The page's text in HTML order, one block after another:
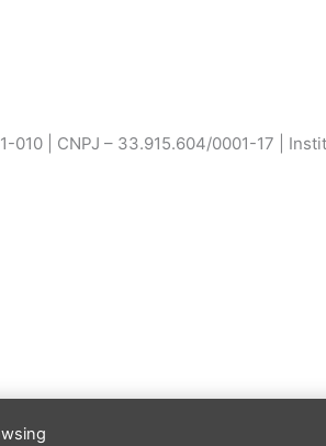
010 | CNPJ – 33.915.604/0001-17 |